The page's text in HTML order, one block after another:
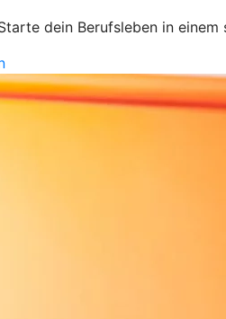
dein Berufsleben in einem